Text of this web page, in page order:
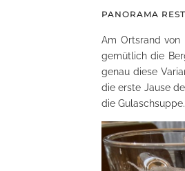
PANORAMA
Am Ortsrand
gemütlich die
genau diese
die erste Jause
die Gulaschsuppe.